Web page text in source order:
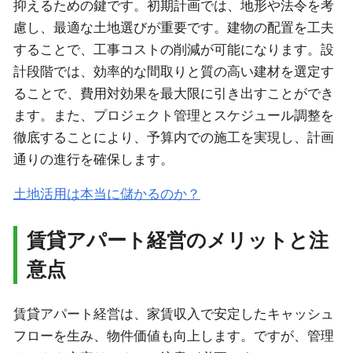
抑えるための鍵です。初期計画では、地形や法令を考
慮し、最適な土地選びが重要です。建物の配置を工夫
することで、工事コストの削減が可能になります。設
計段階では、効率的な間取りと質の高い建材を選定す
ることで、費用対効果を最大限に引き出すことができ
ます。また、プロジェクト管理とスケジュール調整を
徹底することにより、予算内での施工を実現し、計画
通りの進行を確保します。
土地活用は本当に儲かるのか？
賃貸アパート経営のメリットと注
意点
賃貸アパート経営は、家賃収入で安定したキャッシュ
フローを生み、物件価値も向上します。ですが、管理